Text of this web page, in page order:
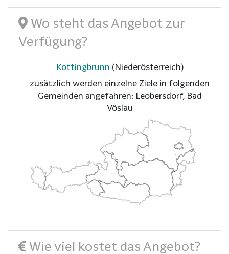
Wo steht das Angebot zur
Verfügung?
Kottingbrunn (Niederösterreich)
zusätzlich werden einzelne Ziele in folgenden
Gemeinden angefahren: Leobersdorf, Bad
Vöslau
Wie viel kostet das Angebot?